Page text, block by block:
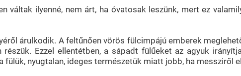
váltak ilyenné, nem árt, ha óvatosak leszünk, mert ez
árulkodik. A feltűnően vörös fülcimpájú emberek
Ezzel ellentétben, a sápadt fülűeket az agyuk
fülük, nyugtalan, ideges természetük miatt jobb, ha messziről